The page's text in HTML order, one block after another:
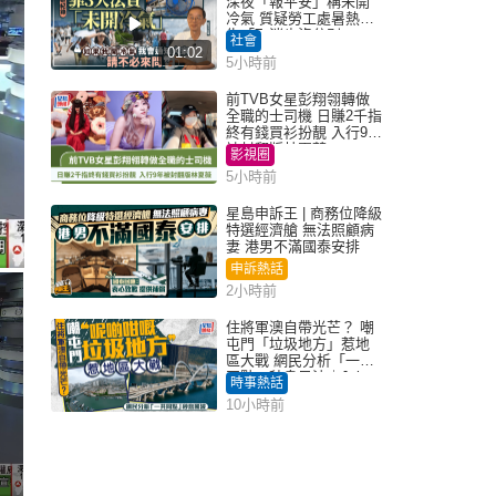
01:02
冷氣 質疑勞工處暑熱警
告「取消也沒分別」
社會
5小時前
前TVB女星彭翔翎轉做
全職的士司機 日賺2千指
終有錢買衫扮靚 入行9年
被封翻版林夏薇
影視圈
5小時前
星島申訴王 | 商務位降級
特選經濟艙 無法照顧病
妻 港男不滿國泰安排
申訴熱話
2小時前
住將軍澳自帶光芒？ 嘲
屯門「垃圾地方」惹地
區大戰 網民分析「一共
同點」秒息風波｜Juicy
叮
時事熱話
10小時前